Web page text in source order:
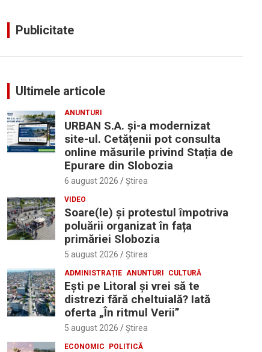
Publicitate
Ultimele articole
ANUNTURI
URBAN S.A. și-a modernizat
site-ul. Cetățenii pot consulta
online măsurile privind Stația de
Epurare din Slobozia
6 august 2026 Ştirea
VIDEO
Soare(le) și protestul împotriva
poluării organizat în fața
primăriei Slobozia
5 august 2026 Ştirea
ADMINISTRAȚIE ANUNTURI CULTURĂ
Eşti pe Litoral şi vrei să te
distrezi fără cheltuială? Iată
oferta „În ritmul Verii”
5 august 2026 Ştirea
ECONOMIC POLITICĂ